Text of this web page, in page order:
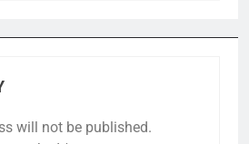
will not be published.